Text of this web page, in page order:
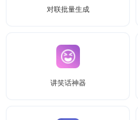
对联批量生成
讲笑话神器